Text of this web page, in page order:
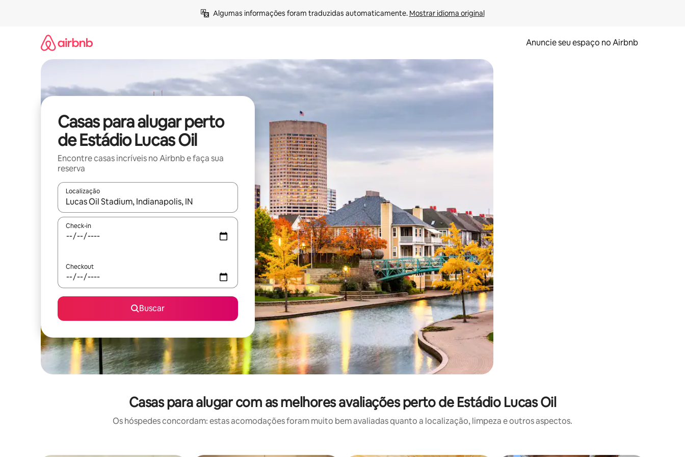
Algumas informações foram traduzidas automaticamente. Mostrar idioma original
Anuncie seu espaço no Airbnb
Casas para alugar perto
de Estádio Lucas Oil
Encontre casas incríveis no Airbnb e faça sua
reserva
Localização
Quando os resultados estiverem disponíveis, explore-os usando as seta para cima e para baixo do teclado ou tocando e deslizando o dedo na tela.
Check-in
Checkout
Buscar
Casas para alugar com as melhores avaliações perto de Estádio Lucas Oil
Os hóspedes concordam: estas acomodações foram muito bem avaliadas quanto a localização, limpeza e outros aspectos.